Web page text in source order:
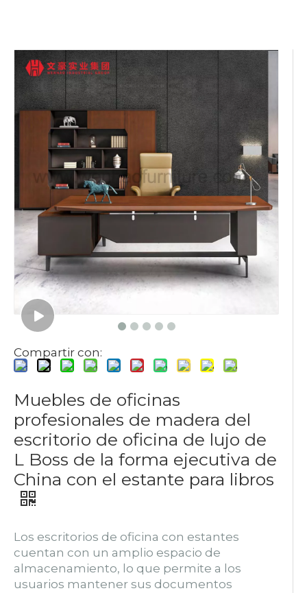
Compartir con:
Muebles de oficinas
profesionales de madera del
escritorio de oficina de lujo de
L Boss de la forma ejecutiva de
China con el estante para libros
Los escritorios de oficina con estantes
cuentan con un amplio espacio de
almacenamiento, lo que permite a los
usuarios mantener sus documentos